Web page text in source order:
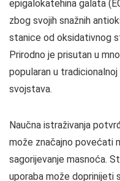
epigalokatehina galata
zbog svojih snažnih
stanice od oksidativnog
Prirodno je prisutan u
popularan u
svojstava.
Naučna istraživanja
može značajno povećati
sagorijevanje masnoća.
uporaba može doprinijeti